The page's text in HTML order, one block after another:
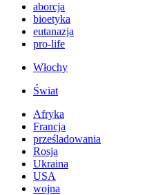
aborcja
bioetyka
eutanazja
pro-life
Włochy
Świat
Afryka
Francja
prześladowania
Rosja
Ukraina
USA
wojna